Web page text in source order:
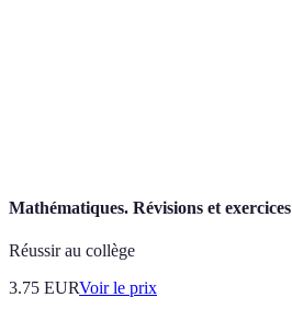
Mathématiques. Révisions et
Réussir au collège
3.75 EURVoir le prix